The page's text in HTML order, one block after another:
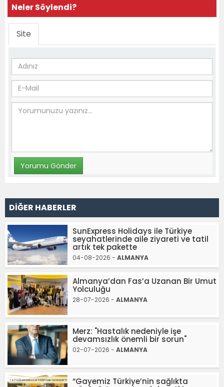
Neler Söylendi?
Site
DİĞER HABERLER
SunExpress Holidays ile Türkiye
seyahatlerinde aile ziyareti ve tatil
artık tek pakette
04-08-2026 - ALMANYA
Almanya’dan Fas’a Uzanan Bir Umut
Yolculuğu
28-07-2026 - ALMANYA
Merz: "Hastalık nedeniyle işe
devamsızlık önemli bir sorun"
02-07-2026 - ALMANYA
“Gayemiz Türkiye’nin sağlıkta